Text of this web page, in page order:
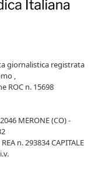
giornalistica registrata
,
ROC n. 15698
MERONE (CO) -
n. 293834 CAPITALE